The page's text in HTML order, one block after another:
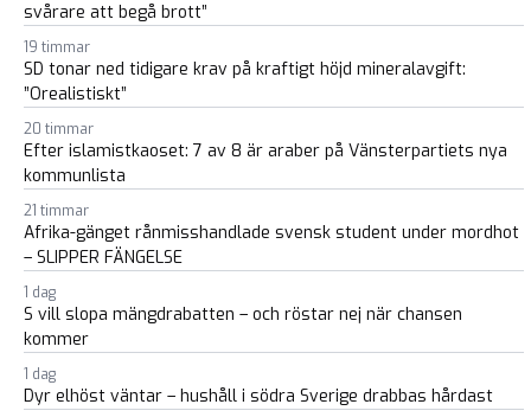
svårare att begå brott”
19 timmar
SD tonar ned tidigare krav på kraftigt höjd mineralavgift:
”Orealistiskt”
20 timmar
Efter islamistkaoset: 7 av 8 är araber på Vänsterpartiets nya
kommunlista
21 timmar
Afrika-gänget rånmisshandlade svensk student under mordhot
– SLIPPER FÄNGELSE
1 dag
S vill slopa mängdrabatten – och röstar nej när chansen
kommer
1 dag
Dyr elhöst väntar – hushåll i södra Sverige drabbas hårdast